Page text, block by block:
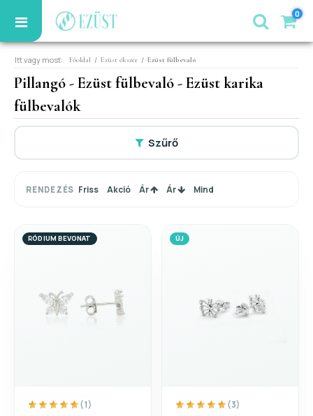
0
Itt vagy most: Főoldal / Ezüst ékszer / Ezüst fülbevaló
Pillangó - Ezüst fülbevaló - Ezüst karika
fülbevalók
Szűrő
RENDEZÉS Friss Akció Ár Ár Mind
RÓDIUM BEVONAT
(1)
ÚJ
(3)